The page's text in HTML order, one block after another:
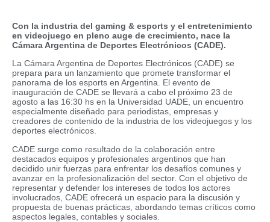
Con la industria del gaming & esports y el entretenimiento
en videojuego en pleno auge de crecimiento, nace la
Cámara Argentina de Deportes Electrónicos (CADE).
La Cámara Argentina de Deportes Electrónicos (CADE) se
prepara para un lanzamiento que promete transformar el
panorama de los esports en Argentina. El evento de
inauguración de CADE se llevará a cabo el próximo 23 de
agosto a las 16:30 hs en la Universidad UADE, un encuentro
especialmente diseñado para periodistas, empresas y
creadores de contenido de la industria de los videojuegos y los
deportes electrónicos.
CADE surge como resultado de la colaboración entre
destacados equipos y profesionales argentinos que han
decidido unir fuerzas para enfrentar los desafíos comunes y
avanzar en la profesionalización del sector. Con el objetivo de
representar y defender los intereses de todos los actores
involucrados, CADE ofrecerá un espacio para la discusión y
propuesta de buenas prácticas, abordando temas críticos como
aspectos legales, contables y sociales.